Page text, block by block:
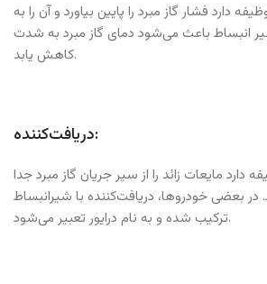
دارد فشار گاز مبرد را پایین بیاورد و آن را به
شیر انبساط باعث می‌شود دمای گاز مبرد به شدت
کاهش یابد.
دریافت‌کننده:
مایعات زائد را از سیر جریان گاز مبرد جدا
در بعضی خودروها، دریافت‌کننده با شیرانبساط
ترکیب شده و به نام درایور تعبیر می‌شود.